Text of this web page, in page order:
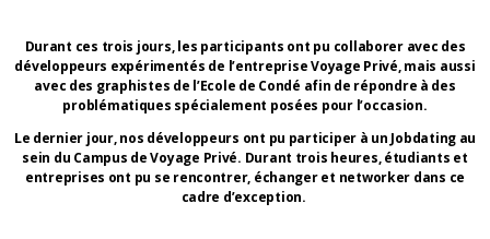
Durant ces trois jours, les participants ont pu collaborer avec des
développeurs expérimentés de l’entreprise Voyage Privé, mais aussi
avec des graphistes de l’Ecole de Condé afin de répondre à des
problématiques spécialement posées pour l’occasion.
Le dernier jour, nos développeurs ont pu participer à un Jobdating au
sein du Campus de Voyage Privé. Durant trois heures, étudiants et
entreprises ont pu se rencontrer, échanger et networker dans ce
cadre d’exception.